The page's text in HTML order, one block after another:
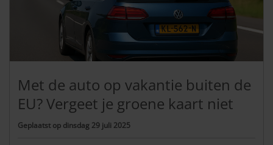
Met de auto op vakantie buiten de
EU? Vergeet je groene kaart niet
Geplaatst op dinsdag 29 juli 2025